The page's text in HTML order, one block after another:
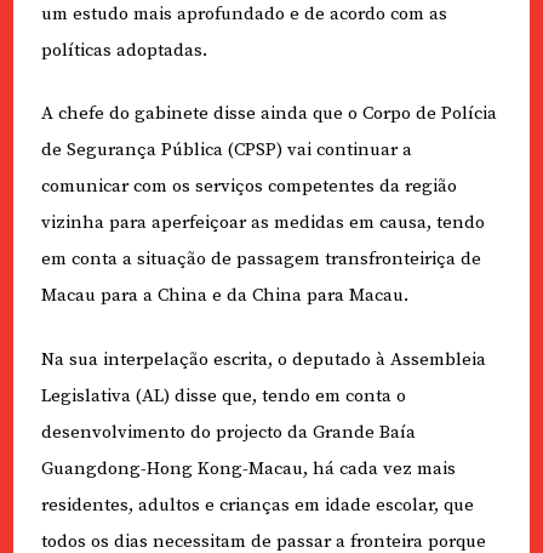
um estudo mais aprofundado e de acordo com as
políticas adoptadas.
A chefe do gabinete disse ainda que o Corpo de Polícia
de Segurança Pública (CPSP) vai continuar a
comunicar com os serviços competentes da região
vizinha para aperfeiçoar as medidas em causa, tendo
em conta a situação de passagem transfronteiriça de
Macau para a China e da China para Macau.
Na sua interpelação escrita, o deputado à Assembleia
Legislativa (AL) disse que, tendo em conta o
desenvolvimento do projecto da Grande Baía
Guangdong-Hong Kong-Macau, há cada vez mais
residentes, adultos e crianças em idade escolar, que
todos os dias necessitam de passar a fronteira porque